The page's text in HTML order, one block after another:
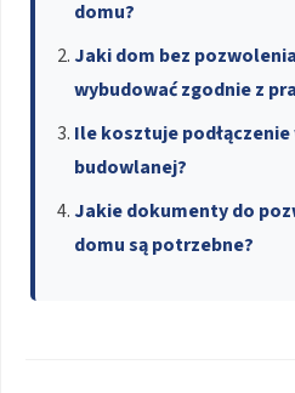
domu?
Jaki dom bez
wybudować zgodnie z
Ile kosztuje
budowlanej?
Jakie dokumenty do
domu są potrzebne?